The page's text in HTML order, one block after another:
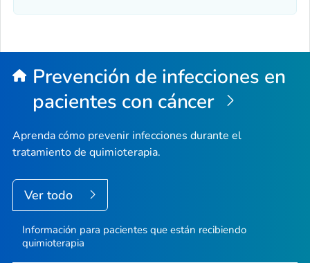
Prevención de infecciones en
pacientes con cáncer
Aprenda cómo prevenir infecciones durante el
tratamiento de quimioterapia.
Ver todo
Información para pacientes que están recibiendo
quimioterapia